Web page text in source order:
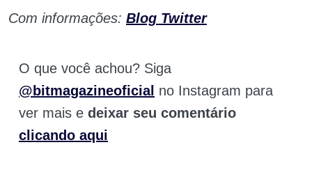
Com informações: Blog Twitter
O que você achou? Siga
@bitmagazineoficial no Instagram para
ver mais e deixar seu comentário
clicando aqui